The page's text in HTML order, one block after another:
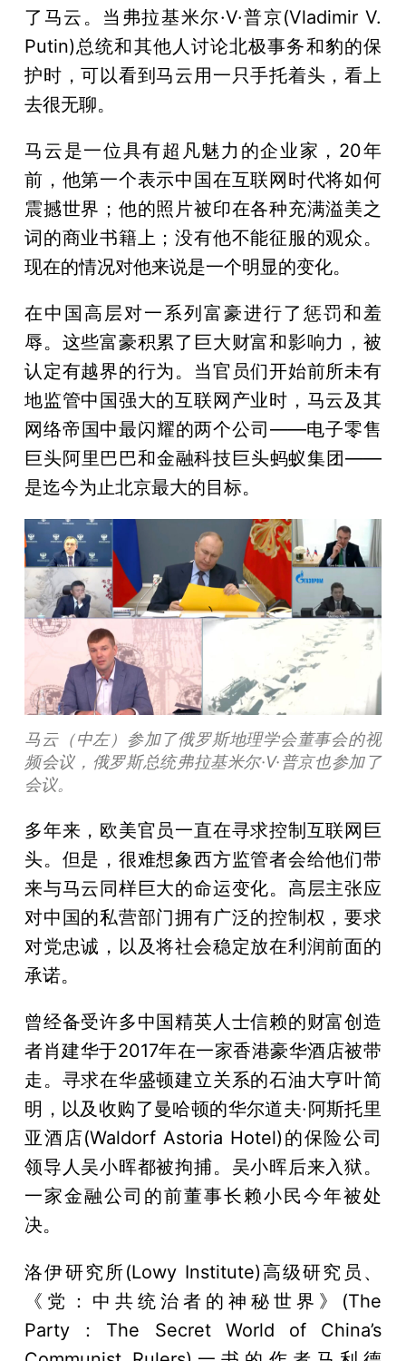
了马云。当弗拉基米尔·V·普京(Vladimir V.
Putin)总统和其他人讨论北极事务和豹的保
护时，可以看到马云用一只手托着头，看上
去很无聊。
马云是一位具有超凡魅力的企业家，20年
前，他第一个表示中国在互联网时代将如何
震撼世界；他的照片被印在各种充满溢美之
词的商业书籍上；没有他不能征服的观众。
现在的情况对他来说是一个明显的变化。
在中国高层对一系列富豪进行了惩罚和羞
辱。这些富豪积累了巨大财富和影响力，被
认定有越界的行为。当官员们开始前所未有
地监管中国强大的互联网产业时，马云及其
网络帝国中最闪耀的两个公司——电子零售
巨头阿里巴巴和金融科技巨头蚂蚁集团——
是迄今为止北京最大的目标。
马云（中左）参加了俄罗斯地理学会董事会的视
频会议，俄罗斯总统弗拉基米尔·V·普京也参加了
会议。
多年来，欧美官员一直在寻求控制互联网巨
头。但是，很难想象西方监管者会给他们带
来与马云同样巨大的命运变化。高层主张应
对中国的私营部门拥有广泛的控制权，要求
对党忠诚，以及将社会稳定放在利润前面的
承诺。
曾经备受许多中国精英人士信赖的财富创造
者肖建华于2017年在一家香港豪华酒店被带
走。寻求在华盛顿建立关系的石油大亨叶简
明，以及收购了曼哈顿的华尔道夫·阿斯托里
亚酒店(Waldorf Astoria Hotel)的保险公司
领导人吴小晖都被拘捕。吴小晖后来入狱。
一家金融公司的前董事长赖小民今年被处
决。
洛伊研究所(Lowy Institute)高级研究员、
《党：中共统治者的神秘世界》(The
Party：The Secret World of China’s